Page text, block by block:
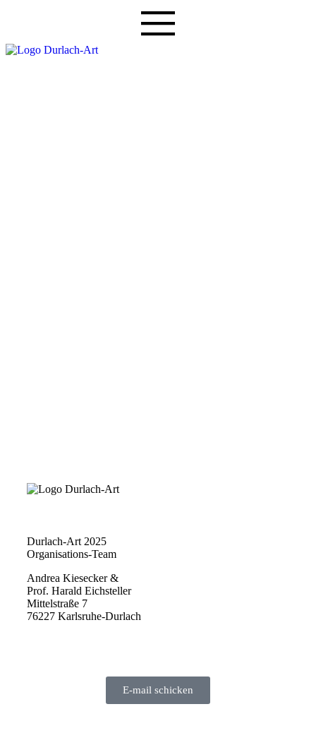
Durlach-Art 2025
Organisations-Team
Andrea Kiesecker &
Prof. Harald Eichsteller
Mittelstraße 7
76227 Karlsruhe-Durlach
E-mail schicken